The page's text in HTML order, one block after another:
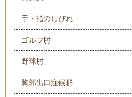
手・指のしびれ
ゴルフ肘
野球肘
胸郭出口症候群